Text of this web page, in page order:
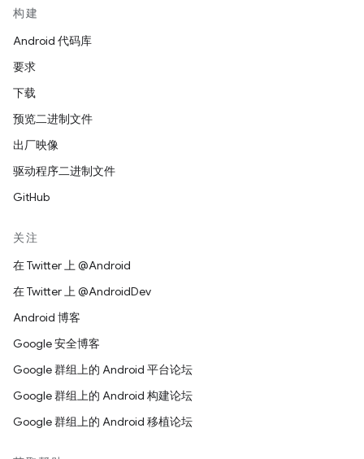
构建
Android 代码库
要求
下载
预览二进制文件
出厂映像
驱动程序二进制文件
GitHub
关注
在 Twitter 上 @Android
在 Twitter 上 @AndroidDev
Android 博客
Google 安全博客
Google 群组上的 Android 平台论坛
Google 群组上的 Android 构建论坛
Google 群组上的 Android 移植论坛